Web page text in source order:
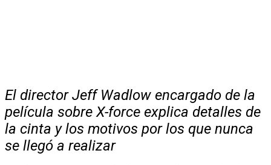
El director Jeff Wadlow encargado de la
película sobre X-force explica detalles de
la cinta y los motivos por los que nunca
se llegó a realizar